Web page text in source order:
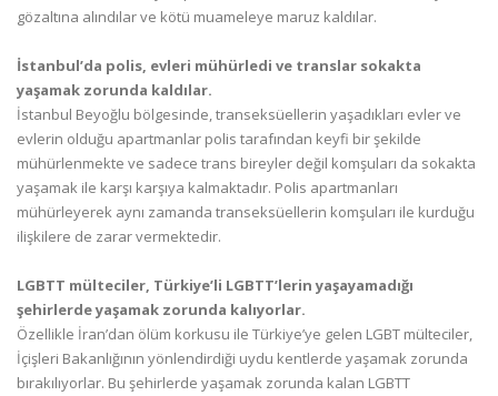
gözaltına alındılar ve kötü muameleye maruz kaldılar.
İstanbul’da polis, evleri mühürledi ve translar sokakta
yaşamak zorunda kaldılar.
İstanbul Beyoğlu bölgesinde, transeksüellerin yaşadıkları evler ve
evlerin olduğu apartmanlar polis tarafından keyfi bir şekilde
mühürlenmekte ve sadece trans bireyler değil komşuları da sokakta
yaşamak ile karşı karşıya kalmaktadır. Polis apartmanları
mühürleyerek aynı zamanda transeksüellerin komşuları ile kurduğu
ilişkilere de zarar vermektedir.
LGBTT mülteciler, Türkiye’li LGBTT’lerin yaşayamadığı
şehirlerde yaşamak zorunda kalıyorlar.
Özellikle İran’dan ölüm korkusu ile Türkiye’ye gelen LGBT mülteciler,
İçişleri Bakanlığının yönlendirdiği uydu kentlerde yaşamak zorunda
bırakılıyorlar. Bu şehirlerde yaşamak zorunda kalan LGBTT